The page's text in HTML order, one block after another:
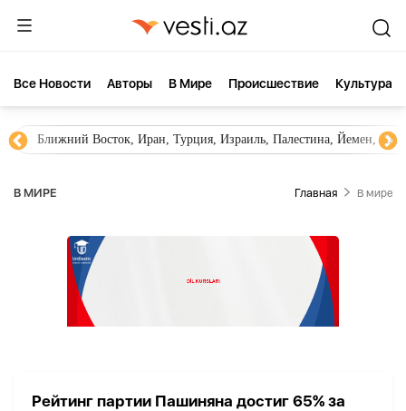
Все Новости Aвторы В Мире Происшествие Культура
Ближний Восток, Иран, Турция, Израиль, Палестина, Йемен,
В МИРЕ Главная В мире
Рейтинг партии Пашиняна достиг 65% за